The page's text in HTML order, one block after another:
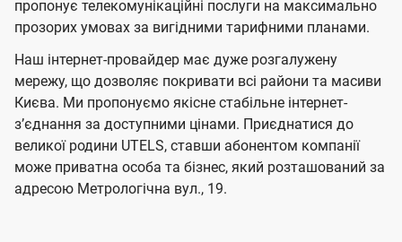
ї
U
t
e
l
s
а
ч
е
н
н
я
а
ч
е
н
н
я
пропонує телекомунікаційні послуги на максимально
прозорих умовах за вигідними тарифними планами.
Наш інтернет-провайдер має дуже розгалужену
мережу, що дозволяє покривати всі райони та масиви
Києва. Ми пропонуємо якісне стабільне інтернет-
зʼєднання за доступними цінами. Приєднатися до
великої родини UTELS, ставши абонентом компанії
може приватна особа та бізнес, який розташований за
адресою Метрологічна вул., 19.